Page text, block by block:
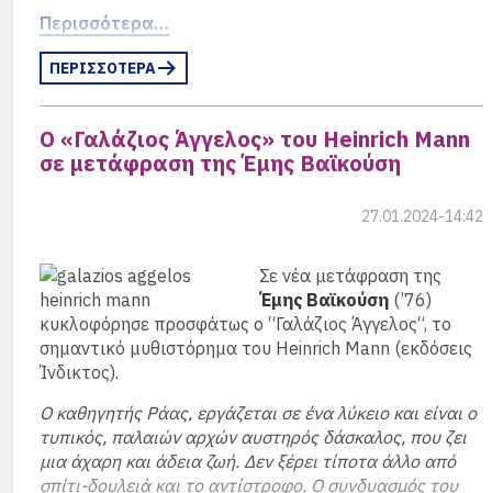
Περισσότερα…
ΠΕΡΙΣΣΟΤΕΡΑ
Ο «Γαλάζιος Άγγελος» του Heinrich Mann
σε μετάφραση της Έμης Βαϊκούση
27.01.2024-14:42
Σε νέα μετάφραση της
Έμης Βαϊκούση (’76)
κυκλοφόρησε προσφάτως ο “Γαλάζιος Άγγελος“, το
σημαντικό μυθιστόρημα του Heinrich Mann (εκδόσεις
Ίνδικτος).
Ο καθηγητής Ράας, εργάζεται σε ένα λύκειο και είναι ο
τυπικός, παλαιών αρχών αυστηρός δάσκαλος, που ζει
μια άχαρη και άδεια ζωή. Δεν ξέρει τίποτα άλλο από
σπίτι-δουλειά και το αντίστροφο. Ο συνδυασμός του